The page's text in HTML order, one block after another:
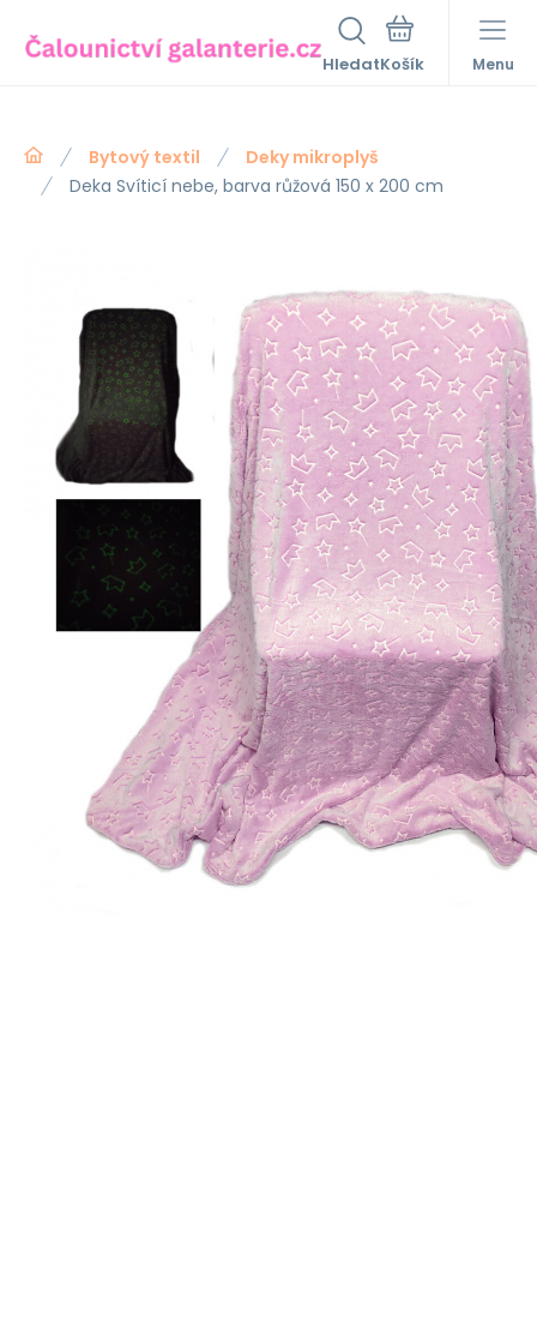
Hledat Menu
Bytový textil
Deky mikroplyš
Deka Svíticí nebe, barva růžová 150 x 200 cm